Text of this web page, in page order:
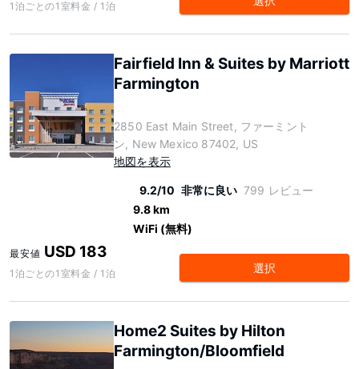
1泊ごとの1室料金 / 1泊
Fairfield Inn & Suites by Marriott
Farmington
2850 East Main Street, ファーミント
ン, New Mexico 87402, US
地図を表示
9.2/10 非常に良い 799 レビュー
9.8 km
WiFi (無料)
最安値 USD 183
1泊ごとの1室料金 / 1泊 選択
Home2 Suites by Hilton
Farmington/Bloomfield